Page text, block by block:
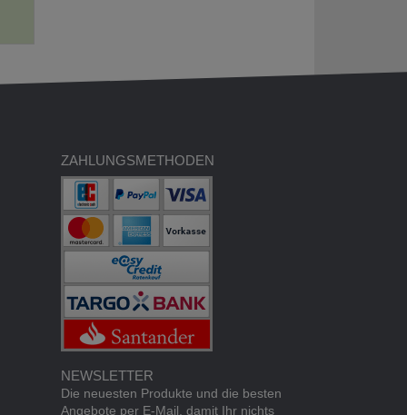
ZAHLUNGSMETHODEN
NEWSLETTER
Die neuesten Produkte und die besten
Angebote per E-Mail, damit Ihr nichts